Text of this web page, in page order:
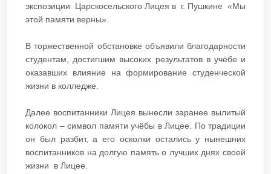
экспозиции Царскосельского Лицея в г. Пушкине «Мы
этой памяти верны».
В торжественной обстановке объявили благодарности
студентам, достигшим высоких результатов в учёбе и
оказавших влияние на формирование студенческой
жизни в колледже.
Далее воспитанники Лицея вынесли заранее вылитый
колокол – символ памяти учёбы в Лицее. По традиции
он был разбит, а его осколки остались у нынешних
воспитанников на долгую память о лучших днях своей
жизни в Лицее.